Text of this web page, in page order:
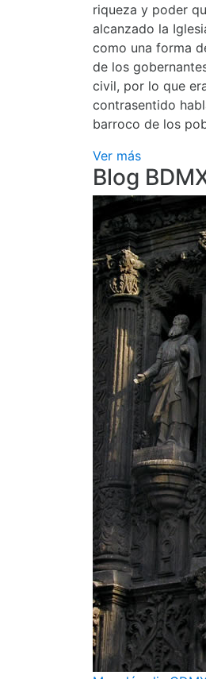
riqueza y poder
alcanzado la
como una forma
de los
civil, por lo que
contrasentido
barroco de los
Ver más
Blog